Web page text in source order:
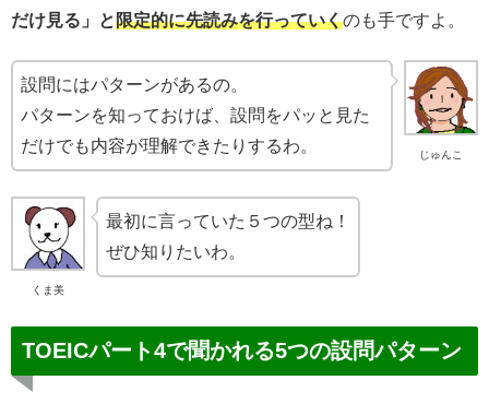
だけ見る」と限定的に先読みを行っていくのも手ですよ。
じゅんこ
設問にはパターンがあるの。
パターンを知っておけば、設問をパッと見た
だけでも内容が理解できたりするわ。
くま美
最初に言っていた５つの型ね！
ぜひ知りたいわ。
TOEICパート4で聞かれる5つの設問パターン